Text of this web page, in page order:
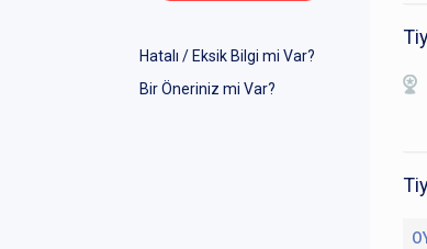
Hatalı / Eksik Bilgi mi Var?
Bir Öneriniz mi Var?